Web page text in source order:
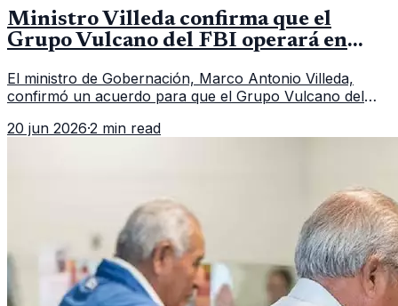
Ministro Villeda confirma que el
Grupo Vulcano del FBI operará en
El ministro de Gobernación, Marco Antonio Villeda,
confirmó un acuerdo para que el Grupo Vulcano del
fallido con la administración anterior del Ministerio
20 jun 2026·2 min read